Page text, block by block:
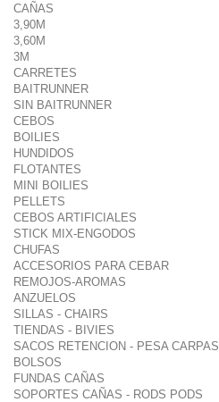
CAÑAS
3,90M
3,60M
3M
CARRETES
BAITRUNNER
SIN BAITRUNNER
CEBOS
BOILIES
HUNDIDOS
FLOTANTES
MINI BOILIES
PELLETS
CEBOS ARTIFICIALES
STICK MIX-ENGODOS
CHUFAS
ACCESORIOS PARA CEBAR
REMOJOS-AROMAS
ANZUELOS
SILLAS - CHAIRS
TIENDAS - BIVIES
SACOS RETENCION - PESA CARPAS
BOLSOS
FUNDAS CAÑAS
SOPORTES CAÑAS - RODS PODS